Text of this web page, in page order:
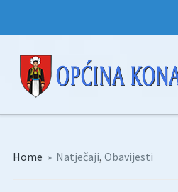
Home » Natječaji, Obavijesti